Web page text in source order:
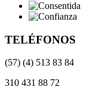
TELÉFONOS
(57) (4) 513 83 84
310 431 88 72